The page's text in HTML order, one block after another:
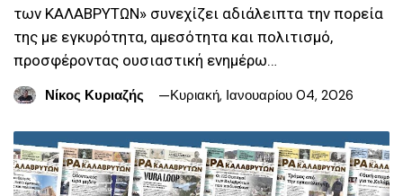
των ΚΑΛΑΒΡΥΤΩΝ» συνεχίζει αδιάλειπτα την πορεία
της με εγκυρότητα, αμεσότητα και πολιτισμό,
προσφέροντας ουσιαστική ενημέρω…
Νίκος Κυριαζής
Κυριακή, Ιανουαρίου 04, 2026